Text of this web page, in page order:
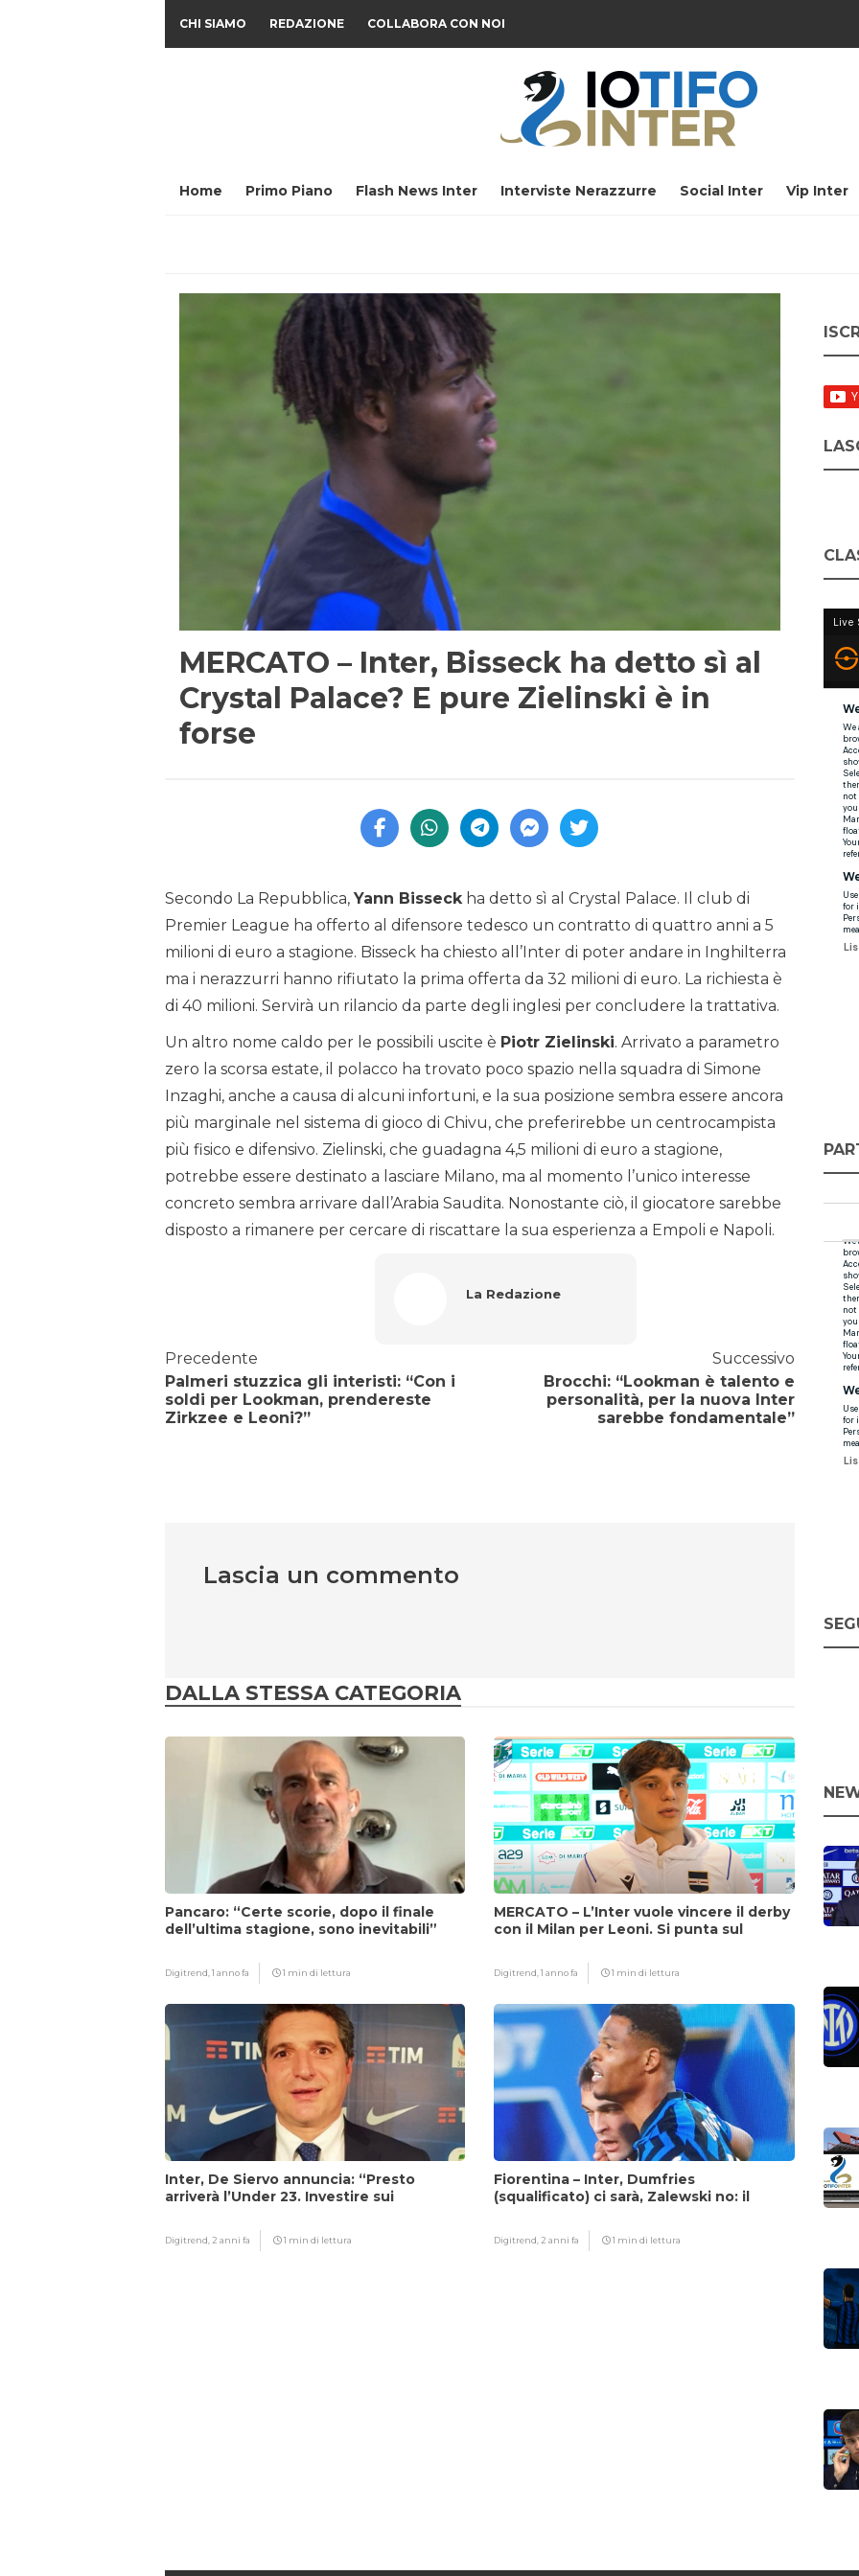
CHI SIAMO REDAZIONE COLLABORA CON NOI
Home Primo Piano Flash News Inter Interviste Nerazzurre Social Inter Vip Inter
MERCATO – Inter, Bisseck ha detto sì al
Crystal Palace? E pure Zielinski è in
forse
Secondo La Repubblica, Yann Bisseckha detto sì al Crystal Palace. Il club di
Premier League ha offerto al difensore tedesco un contratto di quattro anni a 5
milioni di euro a stagione. Bisseck ha chiesto all’Inter di poter andare in Inghilterra
ma i nerazzurri hanno rifiutato la prima offerta da 32 milioni di euro. La richiesta è
di 40 milioni. Servirà un rilancio da parte degli inglesi per concludere la trattativa.
Un altro nome caldo per le possibili uscite è Piotr Zielinski. Arrivato a parametro
zero la scorsa estate, il polacco ha trovato poco spazio nella squadra di Simone
Inzaghi, anche a causa di alcuni infortuni, e la sua posizione sembra essere ancora
più marginale nel sistema di gioco di Chivu, che preferirebbe un centrocampista
più fisico e difensivo. Zielinski, che guadagna 4,5 milioni di euro a stagione,
potrebbe essere destinato a lasciare Milano, ma al momento l’unico interesse
concreto sembra arrivare dall’Arabia Saudita. Nonostante ciò, il giocatore sarebbe
disposto a rimanere per cercare di riscattare la sua esperienza a Empoli e Napoli.
La Redazione
Precedente
Palmeri stuzzica gli interisti: “Con i
soldi per Lookman, prendereste
Zirkzee e Leoni?”
Successivo
Brocchi: “Lookman è talento e
personalità, per la nuova Inter
sarebbe fondamentale”
Lascia un commento
DALLA STESSA CATEGORIA
Pancaro: “Certe scorie, dopo il finale
dell’ultima stagione, sono inevitabili”
Digitrend,1 anno fa 1 min di lettura
MERCATO – L’Inter vuole vincere il derby
con il Milan per Leoni. Si punta sul
Digitrend,1 anno fa 1 min di lettura
Inter, De Siervo annuncia: “Presto
arriverà l’Under 23. Investire sui
Digitrend,2 anni fa 1 min di lettura
Fiorentina – Inter, Dumfries
(squalificato) ci sarà, Zalewski no: il
Digitrend,2 anni fa 1 min di lettura